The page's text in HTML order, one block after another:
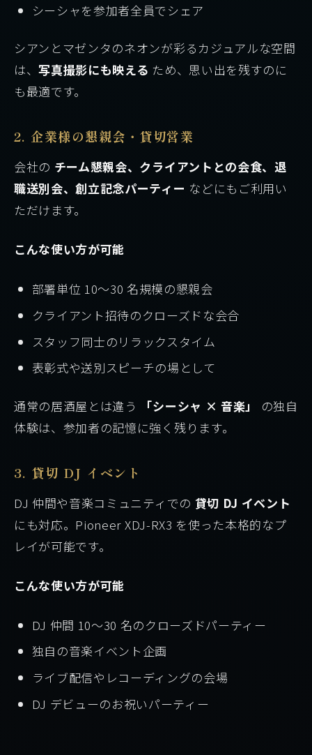
シーシャを参加者全員でシェア
シアンとマゼンタのネオンが彩るカジュアルな空間
は、写真撮影にも映える ため、思い出を残すのに
も最適です。
2. 企業様の懇親会・貸切営業
会社の チーム懇親会、クライアントとの会食、退
職送別会、創立記念パーティー などにもご利用い
ただけます。
こんな使い方が可能
部署単位 10〜30 名規模の懇親会
クライアント招待のクローズドな会合
スタッフ同士のリラックスタイム
表彰式や送別スピーチの場として
通常の居酒屋とは違う 「シーシャ × 音楽」
の独自
体験は、参加者の記憶に強く残ります。
3. 貸切 DJ イベント
DJ 仲間や音楽コミュニティでの 貸切 DJ イベント
にも対応。Pioneer XDJ-RX3 を使った本格的なプ
レイが可能です。
こんな使い方が可能
DJ 仲間 10〜30 名のクローズドパーティー
独自の音楽イベント企画
ライブ配信やレコーディングの会場
DJ デビューのお祝いパーティー